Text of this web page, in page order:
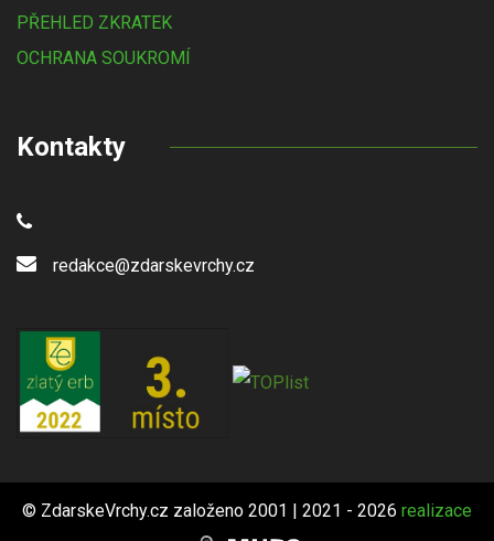
PŘEHLED ZKRATEK
OCHRANA SOUKROMÍ
Kontakty
redakce@zdarskevrchy.cz
© ZdarskeVrchy.cz založeno 2001 | 2021 - 2026 realizace